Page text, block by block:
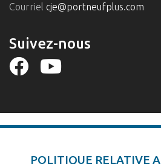
Courriel cje@portneufplus.com
Suivez-nous
POLITIQUE RELATIVE